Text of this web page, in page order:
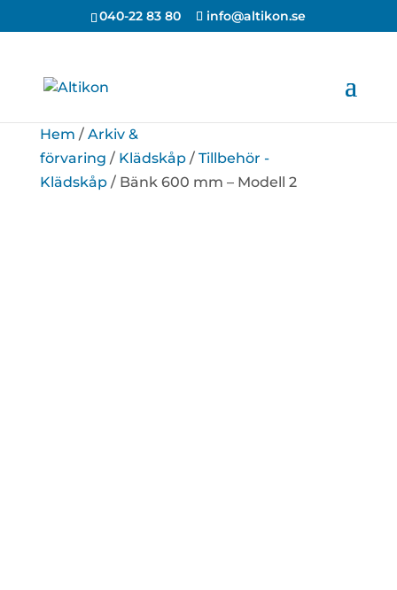
040-22 83 80 info@altikon.se
Hem / Arkiv &
förvaring / Klädskåp/ Tillbehör -
Klädskåp/ Bänk 600 mm – Modell 2